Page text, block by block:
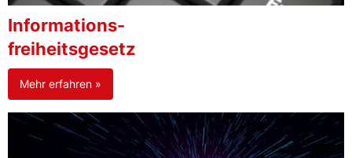
Informations-
freiheitsgesetz
Mehr erfahren »